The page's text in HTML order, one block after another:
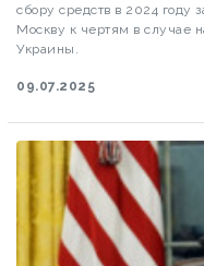
сбору средств в 2024 году
Москву к чертям в случае
Украины.
09.07.2025